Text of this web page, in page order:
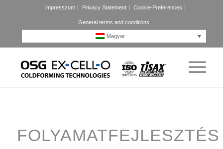
impresszum Privacy Statement Cookie-Preferences
General terms and conditions
Magyar
FOLYAMATFEJLESZTÉS